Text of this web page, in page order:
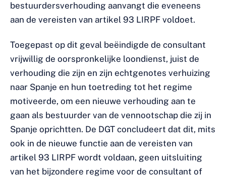
bestuurdersverhouding aanvangt die eveneens
aan de vereisten van artikel 93 LIRPF voldoet.
Toegepast op dit geval beëindigde de consultant
vrijwillig de oorspronkelijke loondienst, juist de
verhouding die zijn en zijn echtgenotes verhuizing
naar Spanje en hun toetreding tot het regime
motiveerde, om een nieuwe verhouding aan te
gaan als bestuurder van de vennootschap die zij in
Spanje oprichtten. De DGT concludeert dat dit, mits
ook in de nieuwe functie aan de vereisten van
artikel 93 LIRPF wordt voldaan, geen uitsluiting
van het bijzondere regime voor de consultant of